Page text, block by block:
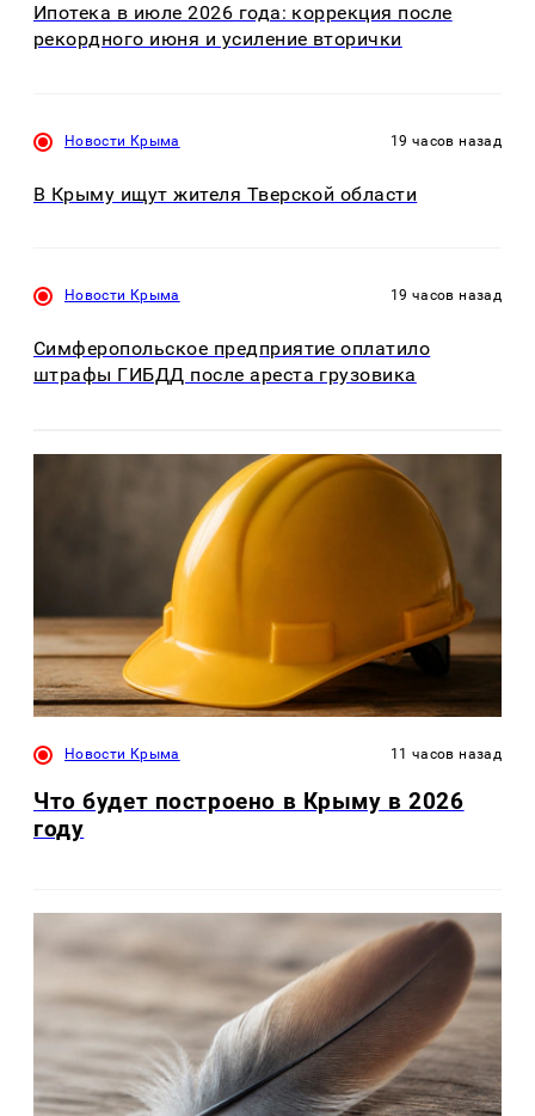
Ипотека в июле 2026 года: коррекция после
рекордного июня и усиление вторички
Новости Крыма 19 часов назад
В Крыму ищут жителя Тверской области
Новости Крыма 19 часов назад
Симферопольское предприятие оплатило
штрафы ГИБДД после ареста грузовика
Новости Крыма 11 часов назад
Что будет построено в Крыму в 2026
году